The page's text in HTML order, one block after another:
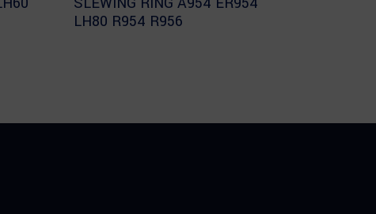
LH80 R954 R956